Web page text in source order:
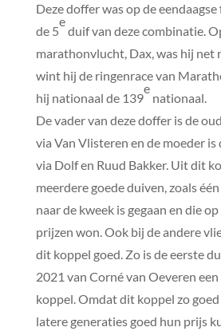
Deze doffer was op de
de 5
e
duif van deze combinatie.
marathonvlucht, Dax, was hij net
wint hij de ringenrace van
hij nationaal de 139
e
nationaal.
De vader van deze doffer is de
via Van Vlisteren en de moeder is
via Dolf en Ruud Bakker. Uit dit
meerdere goede duiven, zoals
naar de kweek is gegaan en die
prijzen won. Ook bij de andere
dit koppel goed. Zo is de eerste
2021 van Corné van Oeveren
koppel. Omdat dit koppel zo
latere generaties goed hun prijs